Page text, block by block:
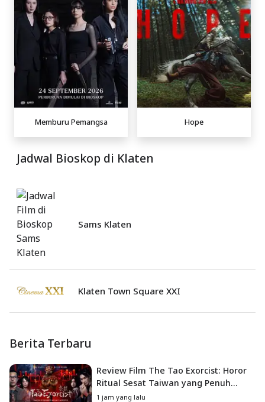
Memburu Pemangsa Hope
Jadwal Bioskop di Klaten
Sams Klaten
Klaten Town Square XXI
Berita Terbaru
Review Film The Tao Exorcist: Horor
Ritual Sesat Taiwan yang Penuh
Misteri dan Teror Psikologis
1 jam yang lalu